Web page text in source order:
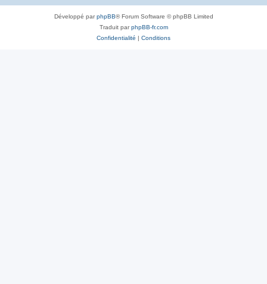
Développé parphpBB® Forum Software © phpBB Limited
Traduit parphpBB-fr.com
Confidentialité | Conditions